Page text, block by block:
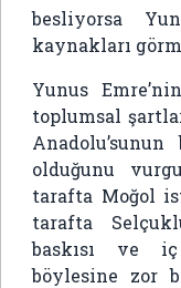
besliyorsa
kaynakları
Yunus
toplumsal
olduğunu
tarafta Moğol
tarafta
baskısı ve
böylesine zor